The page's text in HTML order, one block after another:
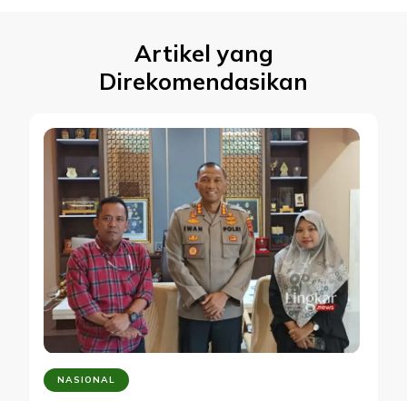
Artikel yang
Direkomendasikan
NASIONAL